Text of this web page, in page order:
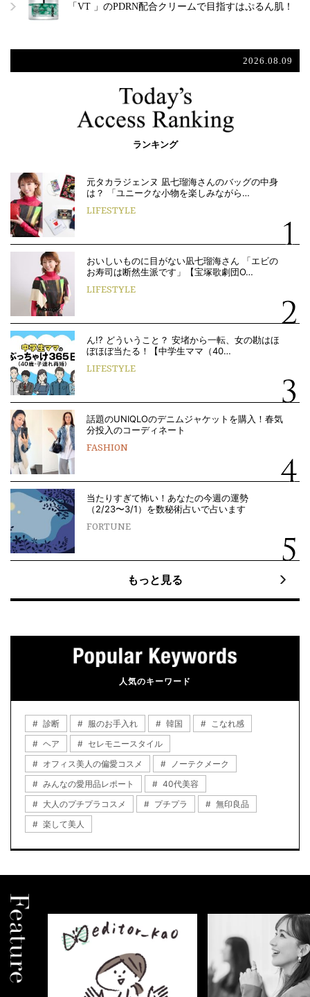
「VT 」のPDRN配合クリームで目指すはぷるん肌！
2026.08.09
ランキング
元タカラジェンヌ 凪七瑠海さんのバッグの中身
は？ 「ユニークな小物を楽しみながら…
LIFESTYLE
おいしいものに目がない凪七瑠海さん 「エビの
お寿司は断然生派です」【宝塚歌劇団O…
LIFESTYLE
ん!? どういうこと？ 安堵から一転、女の勘はほ
ぼほぼ当たる！【中学生ママ（40…
LIFESTYLE
話題のUNIQLOのデニムジャケットを購入！春気
分投入のコーディネート
FASHION
当たりすぎて怖い！あなたの今週の運勢
（2/23〜3/1）を数秘術占いで占います
FORTUNE
もっと見る
人気のキーワード
診断 服のお手入れ 韓国
こなれ感
ヘア
セレモニースタイル
オフィス美人の偏愛コスメ
ノーテクメーク
みんなの愛用品レポート
40代美容
大人のプチプラコスメ
プチプラ
無印良品
楽して美人